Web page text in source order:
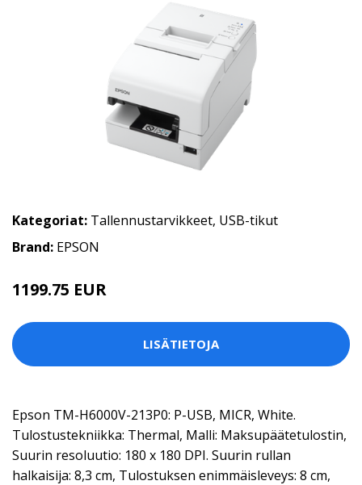
Kategoriat: Tallennustarvikkeet, USB-tikut
Brand: EPSON
1199.75 EUR
LISÄTIETOJA
Epson TM-H6000V-213P0: P-USB, MICR, White.
Tulostustekniikka: Thermal, Malli: Maksupäätetulostin,
Suurin resoluutio: 180 x 180 DPI. Suurin rullan
halkaisija: 8,3 cm, Tulostuksen enimmäisleveys: 8 cm,